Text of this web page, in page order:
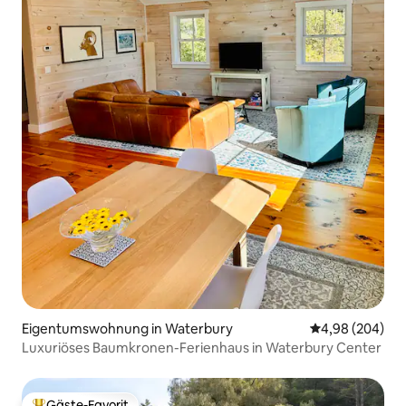
Eigentumswohnung in Waterbury
4,98 (204)
Luxuriöses Baumkronen-Ferienhaus in Waterbury Center